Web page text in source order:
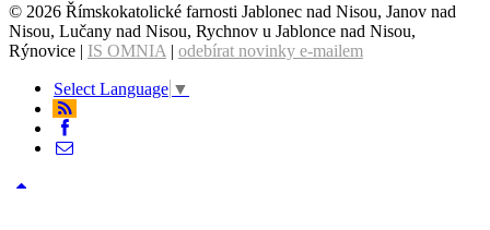
© 2026 Římskokatolické farnosti Jablonec nad Nisou, Janov nad
Nisou, Lučany nad Nisou, Rychnov u Jablonce nad Nisou,
Rýnovice | IS OMNIA | odebírat novinky e-mailem
Select Language ▼